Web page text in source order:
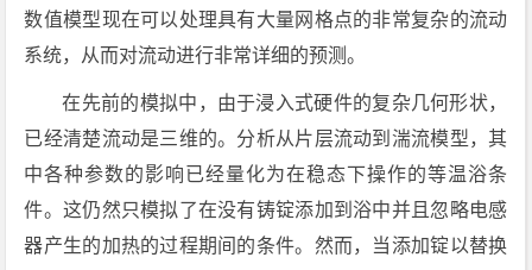
数值模型现在可以处理具有大量网格点的非常复杂的流动
系统，从而对流动进行非常详细的预测。
在先前的模拟中，由于浸入式硬件的复杂几何形状，
已经清楚流动是三维的。分析从片层流动到湍流模型，其
中各种参数的影响已经量化为在稳态下操作的等温浴条
件。这仍然只模拟了在没有铸锭添加到浴中并且忽略电感
器产生的加热的过程期间的条件。然而，当添加锭以替换